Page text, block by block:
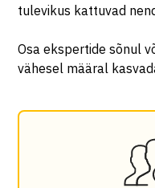
tulevikus kattuvad
Osa ekspertide sõnul
vähesel määral